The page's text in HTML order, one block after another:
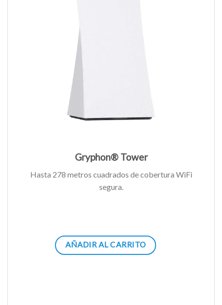
Gryphon® Tower
Hasta 278 metros cuadrados de cobertura WiFi
segura.
AÑADIR AL CARRITO